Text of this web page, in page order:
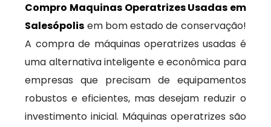
Compro Maquinas Operatrizes Usadas em
Salesópolis em bom estado de conservação!
A compra de máquinas operatrizes usadas é
uma alternativa inteligente e econômica para
empresas que precisam de equipamentos
robustos e eficientes, mas desejam reduzir o
investimento inicial. Máquinas operatrizes são